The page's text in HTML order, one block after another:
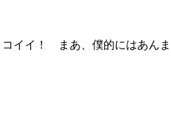
イイ！ まあ、僕的にはあんま